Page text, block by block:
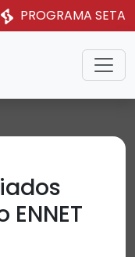
PROGRAMA SETA